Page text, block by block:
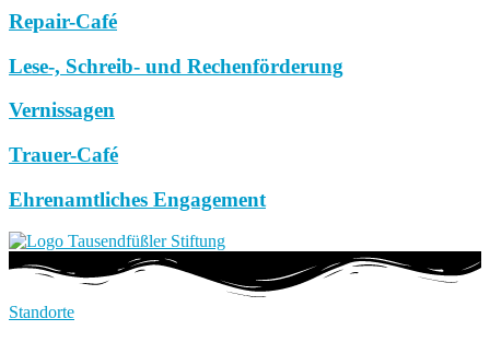
Repair-Café
Lese-, Schreib- und Rechenförderung
Vernissagen
Trauer-Café
Ehrenamtliches Engagement
Standorte